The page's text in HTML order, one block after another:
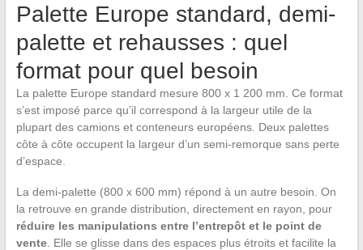
Palette Europe standard, demi-
palette et rehausses : quel
format pour quel besoin
La palette Europe standard mesure 800 x 1 200 mm. Ce format
s’est imposé parce qu’il correspond à la largeur utile de la
plupart des camions et conteneurs européens. Deux palettes
côte à côte occupent la largeur d’un semi-remorque sans perte
d’espace.
La demi-palette (800 x 600 mm) répond à un autre besoin. On
la retrouve en grande distribution, directement en rayon, pour
réduire les manipulations entre l’entrepôt et le point de
vente. Elle se glisse dans des espaces plus étroits et facilite la